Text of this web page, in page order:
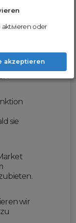
dir
sie
wir
oder
akzeptieren